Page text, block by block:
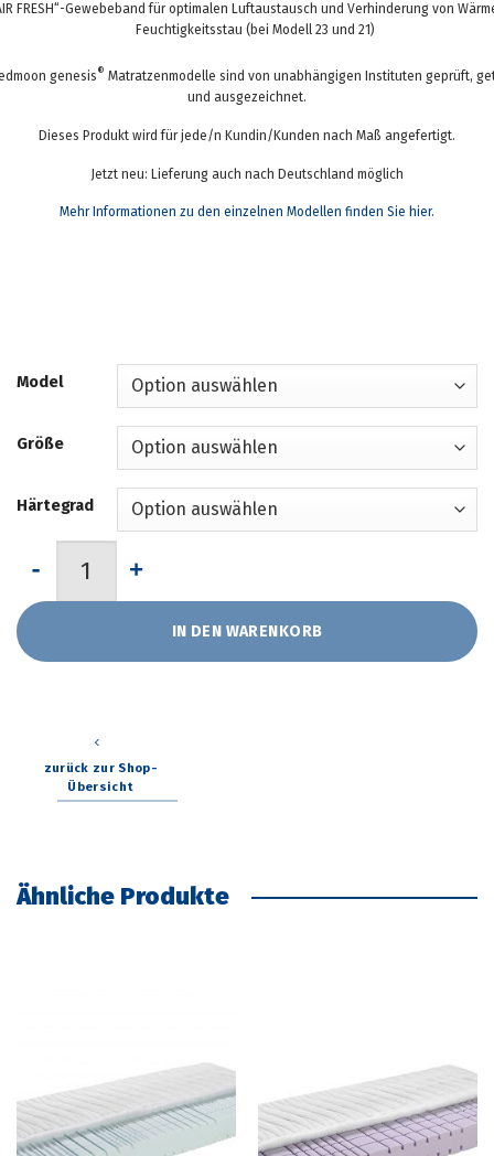
FRESH“-Gewebeband für optimalen Luftaustausch und Verhinderung von
Feuchtigkeitsstau (bei Modell 23 und 21)
genesis® Matratzenmodelle sind von unabhängigen Instituten geprüft,
und ausgezeichnet.
Dieses Produkt wird für jede/n Kundin/Kunden nach Maß angefertigt.
Jetzt neu: Lieferung auch nach Deutschland möglich
Mehr Informationen zu den einzelnen Modellen finden Sie hier.
Model
Größe
Härtegrad
IN DEN WARENKORB
zurück zur Shop-
Übersicht
Ähnliche Produkte